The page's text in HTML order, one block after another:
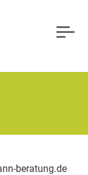
beratung.de